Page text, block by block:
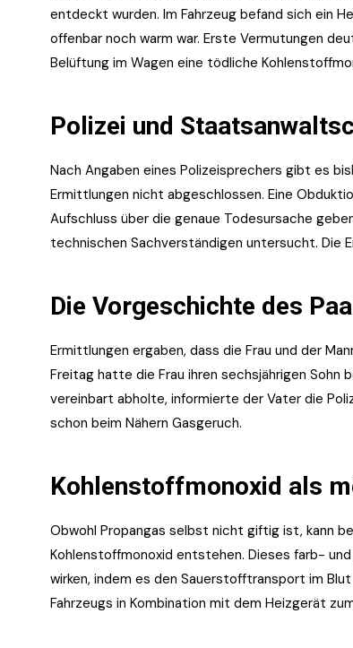
entdeckt wurden. Im Fahrzeug befand sich ein
offenbar noch warm war. Erste Vermutungen
Belüftung im Wagen eine tödliche
Polizei und
Nach Angaben eines Polizeisprechers gibt es
Ermittlungen nicht abgeschlossen. Eine
Aufschluss über die genaue Todesursache
technischen Sachverständigen untersucht. Die
Die Vorgeschichte des
Ermittlungen ergaben, dass die Frau und der
Freitag hatte die Frau ihren sechsjährigen Sohn
vereinbart abholte, informierte der Vater die
schon beim Nähern Gasgeruch.
Kohlenstoffmonoxid als
Obwohl Propangas selbst nicht giftig ist, kann
Kohlenstoffmonoxid entstehen. Dieses farb-
wirken, indem es den Sauerstofftransport im
Fahrzeugs in Kombination mit dem Heizgerät